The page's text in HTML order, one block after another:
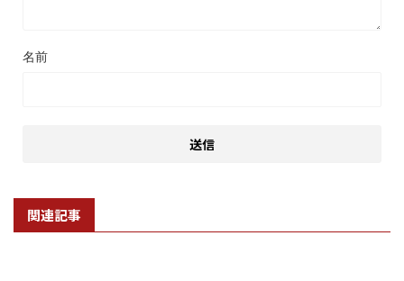
名前
関連記事